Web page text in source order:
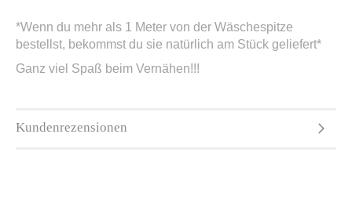
*Wenn du mehr als 1 Meter von der Wäschespitze
bestellst, bekommst du sie natürlich am Stück geliefert*
Ganz viel Spaß beim Vernähen!!!
Kundenrezensionen